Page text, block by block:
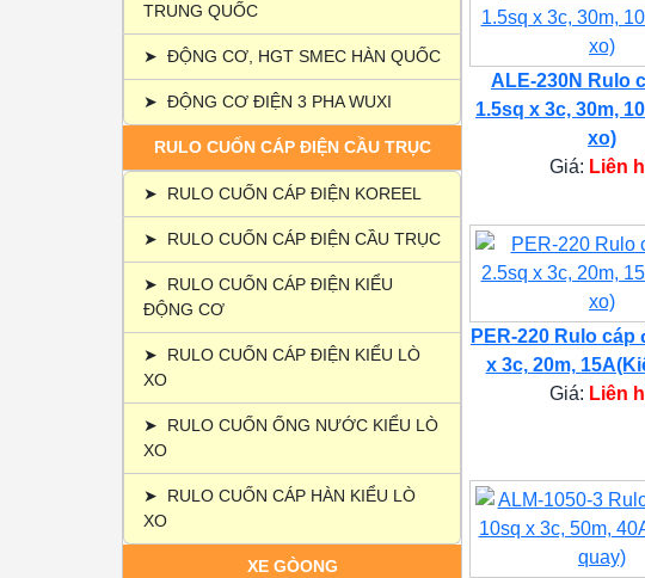
TRUNG QUỐC
➤ ĐỘNG CƠ, HGT SMEC HÀN QUỐC
➤ ĐỘNG CƠ ĐIỆN 3 PHA WUXI
RULO CUỐN CÁP ĐIỆN CẦU TRỤC
➤ RULO CUỐN CÁP ĐIỆN KOREEL
➤ RULO CUỐN CÁP ĐIỆN CẦU TRỤC
➤
RULO CUỐN CÁP ĐIỆN KIỂU
ĐỘNG CƠ
➤
RULO CUỐN CÁP ĐIỆN KIỂU LÒ
XO
➤
RULO CUỐN ỐNG NƯỚC KIỂU LÒ
XO
➤
RULO CUỐN CÁP HÀN KIỂU LÒ
XO
XE GÒONG
ALE-230N Rulo
1.5sq x 3c, 30m,
xo)
Giá: Liên
PER-220 Rulo cáp
x 3c, 20m,
Giá: Liên